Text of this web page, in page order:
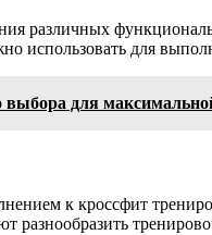
различных
использовать для
выбора для
к кроссфит
разнообразить